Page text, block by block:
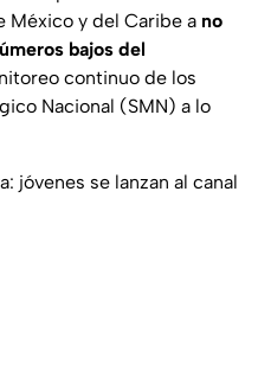
México y del Caribe a no
bajos del
continuo de los
Nacional (SMN) a lo
jóvenes se lanzan al canal